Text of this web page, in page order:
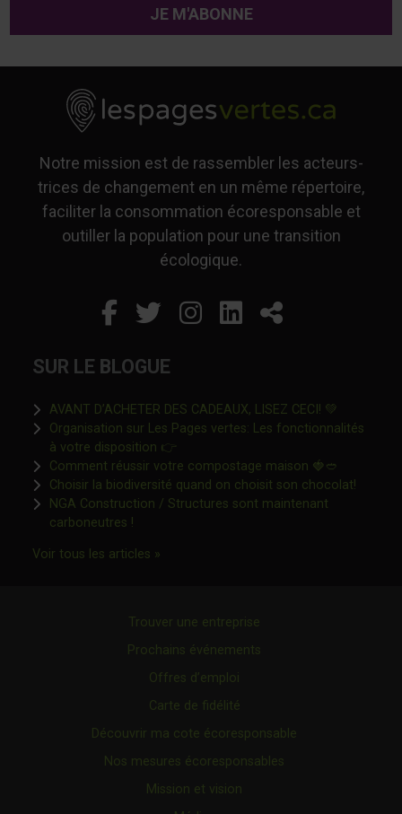
Notre mission est de rassembler les acteurs-
trices de changement en un même répertoire,
faciliter la consommation écoresponsable et
outiller la population pour une transition
écologique.
Facebook
Ce lien s'ouvrira dans
Twitter
Ce lien s'ouvrira
Instagram
Ce lien s'ouvrira
LinkedIn
Ce lien
Partager
SUR LE BLOGUE
AVANT D’ACHETER DES CADEAUX, LISEZ CECI! 💚
Organisation sur Les Pages vertes: Les fonctionnalités
à votre disposition 👉Ce lien s'ouvrira dans une nouvelle
Comment réussir votre compostage maison 🍓🥙
Choisir la biodiversité quand on choisit son chocolat!Ce lien
NGA Construction / Structures sont maintenant
carboneutres !Ce lien s'ouvrira dans une nouvelle fenêtre"
Voir tous les articles »Ce lien s'ouvrira dans une nouvelle
Trouver une entreprise
Prochains événements
Offres d’emploi
Carte de fidélité
Découvrir ma cote écoresponsable
Nos mesures écoresponsables
Mission et vision